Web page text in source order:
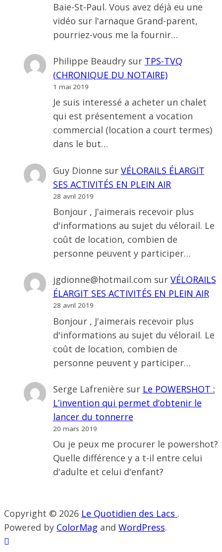
Baie-St-Paul. Vous avez déjà eu une
vidéo sur l'arnaque Grand-parent,
pourriez-vous me la fournir…
Philippe Beaudrysur TPS-TVQ
(CHRONIQUE DU NOTAIRE)
1 mai 2019
Je suis interessé a acheter un chalet
qui est présentement a vocation
commercial (location a court termes)
dans le but…
Guy Dionne sur VÉLORAILS ÉLARGIT
SES ACTIVITÉS EN PLEIN AIR
28 avril 2019
Bonjour , J'aimerais recevoir plus
d'informations au sujet du vélorail. Le
coût de location, combien de
personne peuvent y participer…
jgdionne@hotmail.com sur VÉLORAILS
ÉLARGIT SES ACTIVITÉS EN PLEIN AIR
28 avril 2019
Bonjour , J'aimerais recevoir plus
d'informations au sujet du vélorail. Le
coût de location, combien de
personne peuvent y participer…
Serge Lafrenière sur Le POWERSHOT :
L’invention qui permet d’obtenir le
lancer du tonnerre
20 mars 2019
Ou je peux me procurer le powershot?
Quelle différence y a t-il entre celui
d'adulte et celui d'enfant?
Copyright © 2026 Le Quotidien des Lacs .
Powered by ColorMag and WordPress.